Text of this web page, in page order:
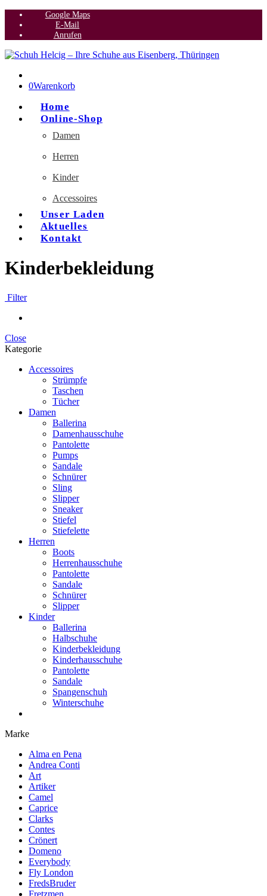
Google Maps
E-Mail
Anrufen
0Warenkorb
Home
Online-Shop
Damen
Herren
Kinder
Accessoires
Unser Laden
Aktuelles
Kontakt
Kinderbekleidung
Filter
Close
Kategorie
Accessoires
Strümpfe
Taschen
Tücher
Damen
Ballerina
Damenhausschuhe
Pantolette
Pumps
Sandale
Schnürer
Sling
Slipper
Sneaker
Stiefel
Stiefelette
Herren
Boots
Herrenhausschuhe
Pantolette
Sandale
Schnürer
Slipper
Kinder
Ballerina
Halbschuhe
Kinderbekleidung
Kinderhausschuhe
Pantolette
Sandale
Spangenschuh
Winterschuhe
Marke
Alma en Pena
Andrea Conti
Art
Artiker
Camel
Caprice
Clarks
Contes
Crönert
Domeno
Everybody
Fly London
FredsBruder
Fretzmen